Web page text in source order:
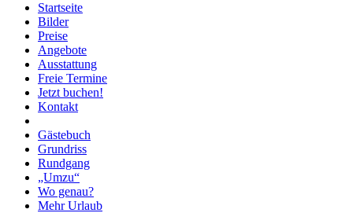
Startseite
Bilder
Preise
Angebote
Ausstattung
Freie Termine
Jetzt buchen!
Kontakt
Gästebuch
Grundriss
Rundgang
„Umzu“
Wo genau?
Mehr Urlaub